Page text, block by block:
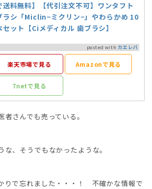
送料無料】【代引注文不可】ワンタフト
ラシ「Miclin−ミクリン−」やわらかめ 10
セット【Ciメディカル 歯ブラシ】
posted with カエレバ
楽天市場で見る Amazonで見る
7netで見る
者さんでも売っている。
な、そうでもなかったような。
りで忘れました・・・！ 不確かな情報で